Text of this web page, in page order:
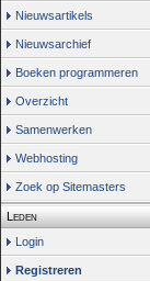
Nieuwsartikels
Nieuwsarchief
Boeken programmeren
Overzicht
Samenwerken
Webhosting
Zoek op Sitemasters
Leden
Login
Registreren